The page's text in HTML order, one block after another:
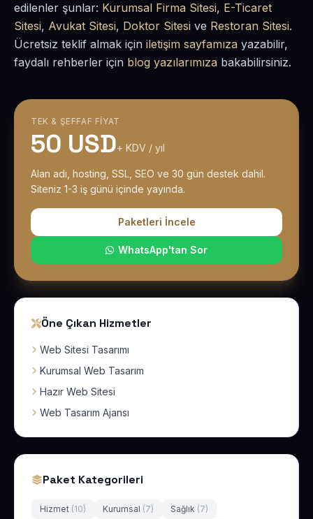
edilenler şunlar: Kurumsal Firma Sitesi, E-Ticaret
Sitesi, Avukat Sitesi, Doktor Sitesi ve Restoran Sitesi.
Ücretsiz teklif almak için iletişim sayfamıza yazabilir,
faydalı rehberler için blog yazılarımıza bakabilirsiniz.
TEK & ŞEFFAF FIYAT
50 USD+ KDV / yıl
Alan adı, hosting, SSL, SEO ve 30 gün destek dahil.
Siteniz 1-3 iş günü içinde yayında.
Paketleri İncele
WhatsApp'tan Sor
Öne Çıkan Hizmetler
Web Sitesi Tasarımı
Kurumsal Web Tasarım
Hazır Web Sitesi
Web Tasarım Ajansı
Paket Kategorileri
Hizmet (10) Kurumsal (7) Sağlık (7)